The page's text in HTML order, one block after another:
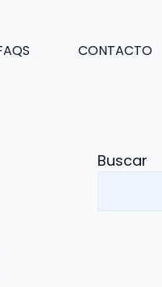
CONTACTO
Buscar